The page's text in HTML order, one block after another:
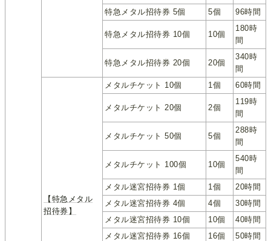
特急メタル招待券 5個
5個 96時間
特急メタル招待券 10個 10個
180時
間
特急メタル招待券 20個 20個
340時
間
【特急メタル
招待券】
メタルチケット 10個 1個 60時間
メタルチケット 20個 2個
119時
間
メタルチケット 50個 5個
288時
間
メタルチケット 100個 10個
540時
間
メタル迷宮招待券 1個
1個
20時間
メタル迷宮招待券 4個
4個
30時間
メタル迷宮招待券 10個
10個
40時間
メタル迷宮招待券 16個
16個
50時間